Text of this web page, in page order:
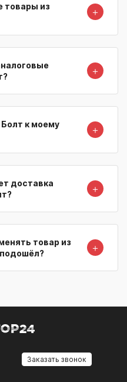
товары из
＋
＋
к моему
＋
доставка
＋
товар из
＋
Заказать звонок